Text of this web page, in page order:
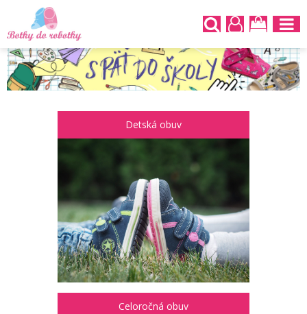
Detská obuv
Celoročná obuv